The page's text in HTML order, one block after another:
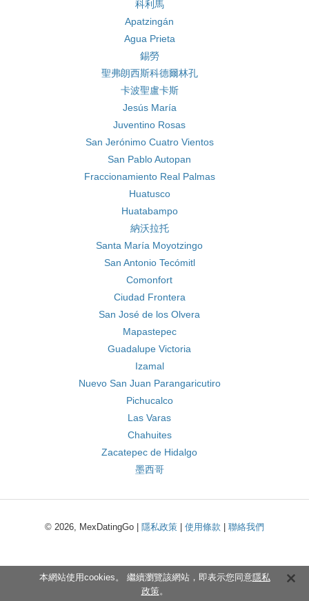
科利馬
Apatzingán
Agua Prieta
錫勞
聖弗朗西斯科德爾林孔
卡波聖盧卡斯
Jesús María
Juventino Rosas
San Jerónimo Cuatro Vientos
San Pablo Autopan
Fraccionamiento Real Palmas
Huatusco
Huatabampo
納沃拉托
Santa María Moyotzingo
San Antonio Tecómitl
Comonfort
Ciudad Frontera
San José de los Olvera
Mapastepec
Guadalupe Victoria
Izamal
Nuevo San Juan Parangaricutiro
Pichucalco
Las Varas
Chahuites
Zacatepec de Hidalgo
墨西哥
© 2026, MexDatingGo | 隱私政策 使用條款 聯絡我們
本網站使用cookies。 繼續瀏覽該網站，即表示您同意隱私
政策。